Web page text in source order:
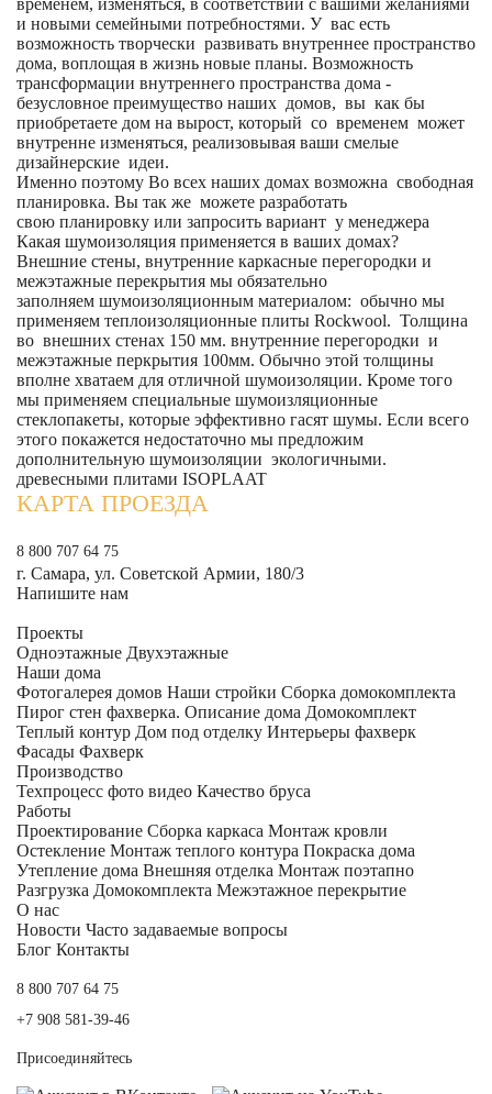
временем, изменяться, в соответствии с вашими желаниями
и новыми семейными потребностями. У вас есть
возможность творчески развивать внутреннее пространство
дома, воплощая в жизнь новые планы. Возможность
трансформации внутреннего пространства дома -
безусловное преимущество наших домов, вы как бы
приобретаете дом на вырост, который со временем может
внутренне изменяться, реализовывая ваши смелые
дизайнерские идеи.
Именно поэтому Во всех наших домах возможна свободная
планировка. Вы так же можете разработать
свою планировку или запросить вариант у менеджера
Какая шумоизоляция применяется в ваших домах?
Внешние стены, внутренние каркасные перегородки и
межэтажные перекрытия мы обязательно
заполняем шумоизоляционным материалом: обычно мы
применяем теплоизоляционные плиты Rockwool. Толщина
во внешних стенах 150 мм. внутренние перегородки и
межэтажные перкрытия 100мм. Обычно этой толщины
вполне хватаем для отличной шумоизоляции. Кроме того
мы применяем специальные шумоизляционные
стеклопакеты, которые эффективно гасят шумы. Если всего
этого покажется недостаточно мы предложим
дополнительную шумоизоляции экологичными.
древесными плитами ISOPLAAT
КАРТА ПРОЕЗДА
8 800 707 64 75
г. Самара, ул. Советской Армии, 180/3
Напишите нам
Проекты
Одноэтажные Двухэтажные
Наши дома
Фотогалерея домов Наши стройки Сборка домокомплекта
Пирог стен фахверка. Описание дома Домокомплект
Теплый контур Дом под отделку Интерьеры фахверк
Фасады Фахверк
Производство
Техпроцесс фото видео Качество бруса
Работы
Проектирование Сборка каркаса Монтаж кровли
Остекление Монтаж теплого контура Покраска дома
Утепление дома Внешняя отделка Монтаж поэтапно
Разгрузка Домокомплекта Межэтажное перекрытие
О нас
Новости Часто задаваемые вопросы
Блог Контакты
8 800 707 64 75
+7 908 581-39-46
Присоединяйтесь